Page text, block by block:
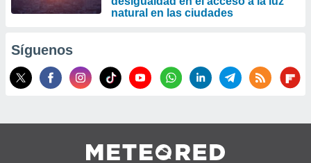
natural en las ciudades
Síguenos